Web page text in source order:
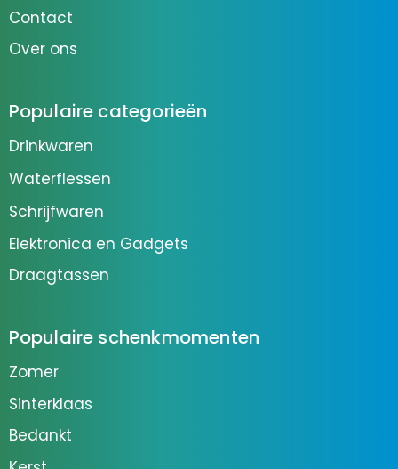
Contact
Over ons
Populaire categorieën
Drinkwaren
Waterflessen
Schrijfwaren
Elektronica en Gadgets
Draagtassen
Populaire schenkmomenten
Zomer
Sinterklaas
Bedankt